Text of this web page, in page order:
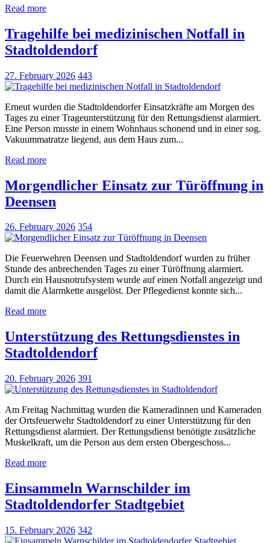
Read more
Tragehilfe bei medizinischen Notfall in
Stadtoldendorf
27. February 2026 443
Erneut wurden die Stadtoldendorfer Einsatzkräfte am Morgen des
Tages zu einer Trageunterstützung für den Rettungsdienst alarmiert.
Eine Person musste in einem Wohnhaus schonend und in einer sog.
Vakuummatratze liegend, aus dem Haus zum...
Read more
Morgendlicher Einsatz zur Türöffnung in
Deensen
26. February 2026 354
Die Feuerwehren Deensen und Stadtoldendorf wurden zu früher
Stunde des anbrechenden Tages zu einer Türöffnung alarmiert.
Durch ein Hausnotrufsystem wurde auf einen Notfall angezeigt und
damit die Alarmkette ausgelöst. Der Pflegedienst konnte sich...
Read more
Unterstützung des Rettungsdienstes in
Stadtoldendorf
20. February 2026 391
Am Freitag Nachmittag wurden die Kameradinnen und Kameraden
der Ortsfeuerwehr Stadtoldendorf zu einer Unterstützung für den
Rettungsdienst alarmiert. Der Rettungsdienst benötigte zusätzliche
Muskelkraft, um die Person aus dem ersten Obergeschoss...
Read more
Einsammeln Warnschilder im
Stadtoldendorfer Stadtgebiet
15. February 2026 342